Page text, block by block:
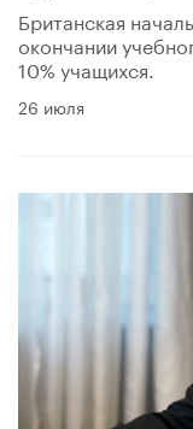
Британская
окончании
10% учащихся.
26 июля